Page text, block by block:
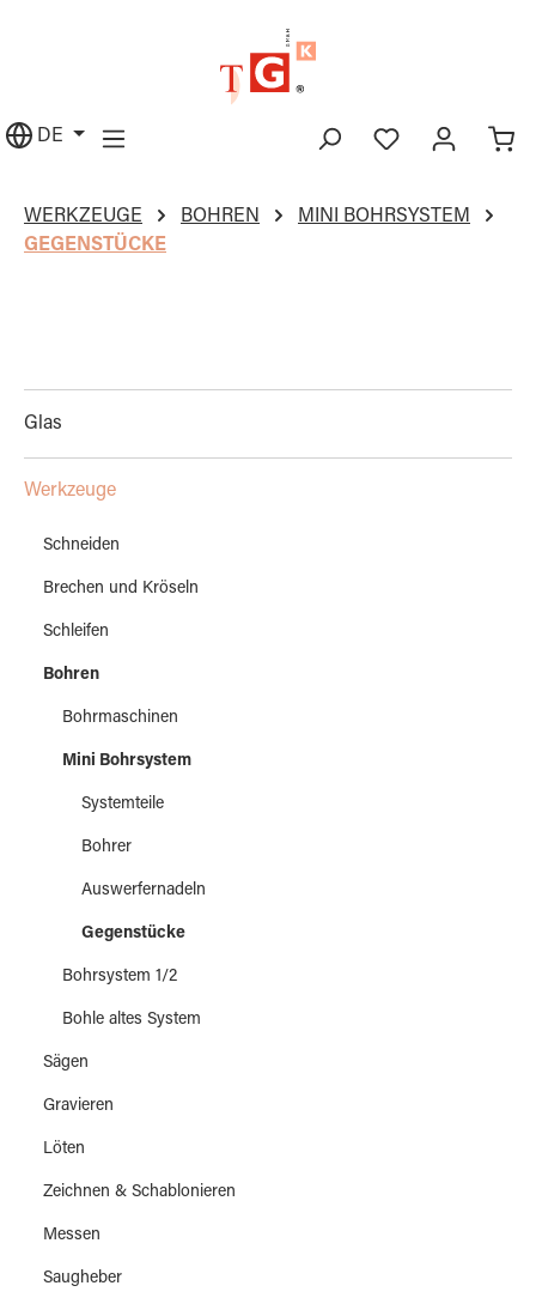
DE
WERKZEUGE BOHREN
MINI BOHRSYSTEM
GEGENSTÜCKE
Glas
Werkzeuge
Schneiden
Brechen und Kröseln
Schleifen
Bohren
Bohrmaschinen
Mini Bohrsystem
Systemteile
Bohrer
Auswerfernadeln
Gegenstücke
Bohrsystem 1/2
Bohle altes System
Sägen
Gravieren
Löten
Zeichnen & Schablonieren
Messen
Saugheber